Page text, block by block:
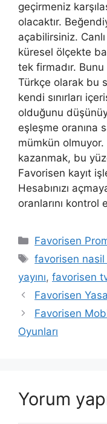
geçirmeniz
olacaktır.
açabilirsiniz.
küresel ölçekte
tek firmadır.
Türkçe olarak bu
kendi sınırları
olduğunu
eşleşme oranına
mümkün olmuyor.
kazanmak, bu
Favorisen kayıt
Hesabınızı
oranlarını kontrol
Kategoriler
Favorisen
Etiketler
favorisen
yayını, favorisen
Favorisen
Favorisen
Oyunları
Yorum